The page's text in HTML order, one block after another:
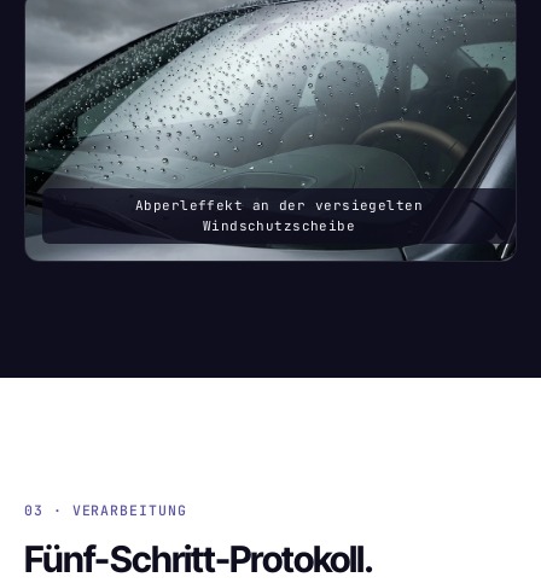
Abperleffekt an der versiegelten
Windschutzscheibe
03 · VERARBEITUNG
Fünf-Schritt-Protokoll.